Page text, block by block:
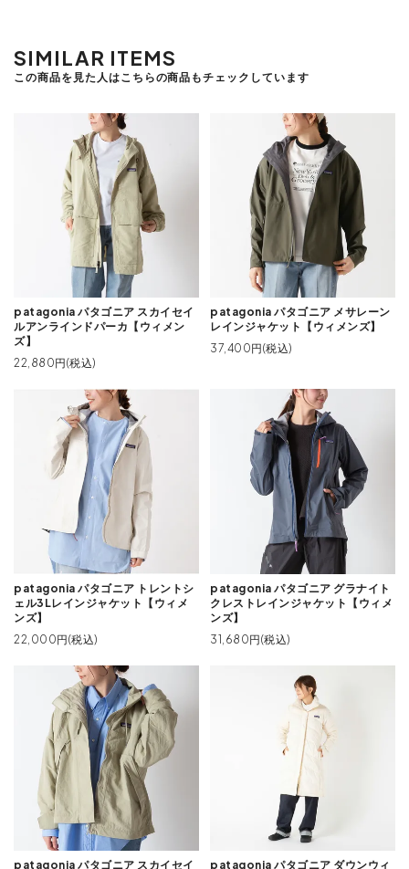
SIMILAR ITEMS
この商品を見た人はこちらの商品もチェックしています
patagonia パタゴニア スカイセイ
ルアンラインドパーカ【ウィメン
ズ】
22,880円(税込)
patagonia パタゴニア メサレーン
レインジャケット【ウィメンズ】
37,400円(税込)
patagonia パタゴニア トレントシ
ェル3Lレインジャケット【ウィメ
ンズ】
22,000円(税込)
patagonia パタゴニア グラナイト
クレストレインジャケット【ウィメ
ンズ】
31,680円(税込)
patagonia パタゴニア スカイセイ patagonia パタゴニア ダウンウィ